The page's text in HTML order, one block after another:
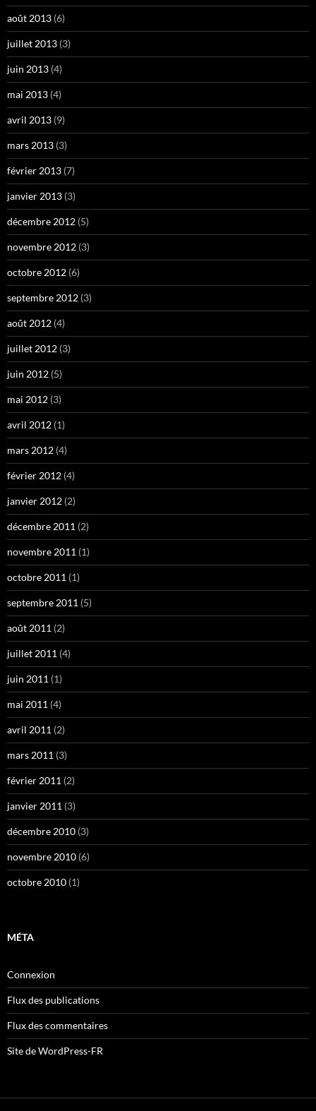
août 2013 (6)
juillet 2013 (3)
juin 2013 (4)
mai 2013 (4)
avril 2013 (9)
mars 2013 (3)
février 2013 (7)
janvier 2013 (3)
décembre 2012 (5)
novembre 2012 (3)
octobre 2012 (6)
septembre 2012 (3)
août 2012 (4)
juillet 2012 (3)
juin 2012 (5)
mai 2012 (3)
avril 2012 (1)
mars 2012 (4)
février 2012 (4)
janvier 2012 (2)
décembre 2011 (2)
novembre 2011 (1)
octobre 2011 (1)
septembre 2011 (5)
août 2011 (2)
juillet 2011 (4)
juin 2011 (1)
mai 2011 (4)
avril 2011 (2)
mars 2011 (3)
février 2011 (2)
janvier 2011 (3)
décembre 2010 (3)
novembre 2010 (6)
octobre 2010 (1)
MÉTA
Connexion
Flux des publications
Flux des commentaires
Site de WordPress-FR